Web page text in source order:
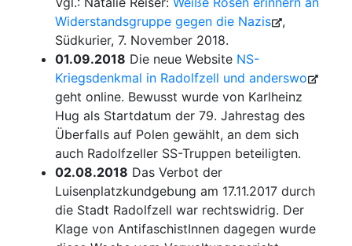
Widerstandsgruppe gegen die Nazis
,
Südkurier, 7. November 2018.
01.09.2018 Die neue Website NS-
Kriegsdenkmal in Radolfzell und anderswo
geht online. Bewusst wurde von Karlheinz
Hug als Startdatum der 79. Jahrestag des
Überfalls auf Polen gewählt, an dem sich
auch Radolfzeller SS-Truppen beteiligten.
02.08.2018 Das Verbot der
Luisenplatzkundgebung am 17.11.2017 durch
die Stadt Radolfzell war rechtswidrig. Der
Klage von AntifaschistInnen dagegen wurde